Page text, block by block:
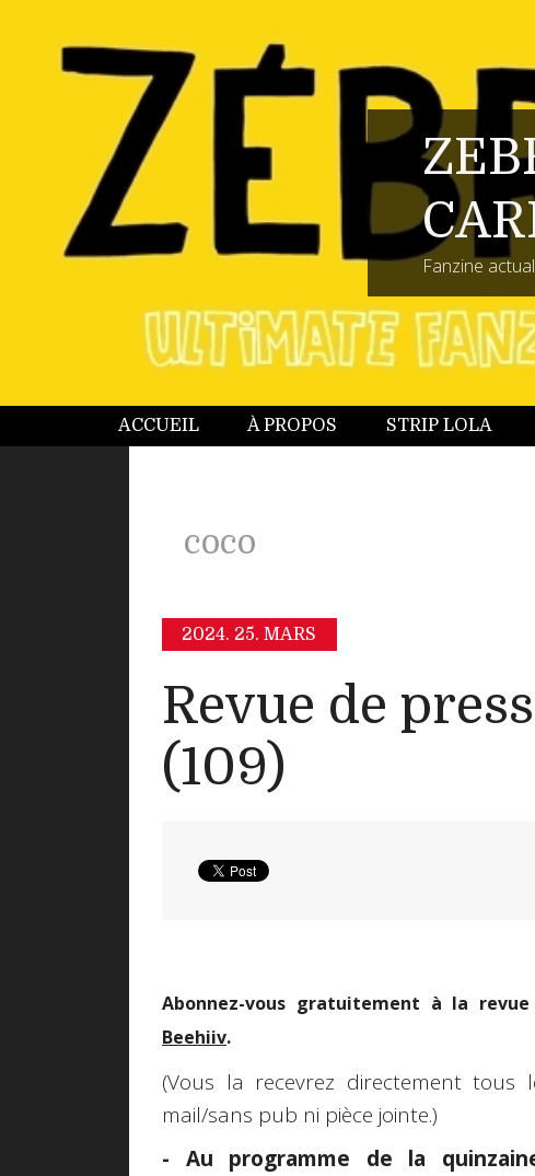
Fanzine
ACCUEIL À PROPOS STRIP LOLA
coco
2024. 25. MARS
Revue de
(109)
Abonnez-vous gratuitement à la
Beehiiv.
(Vous la recevrez directement
mail/sans pub ni pièce jointe.)
- Au programme de la